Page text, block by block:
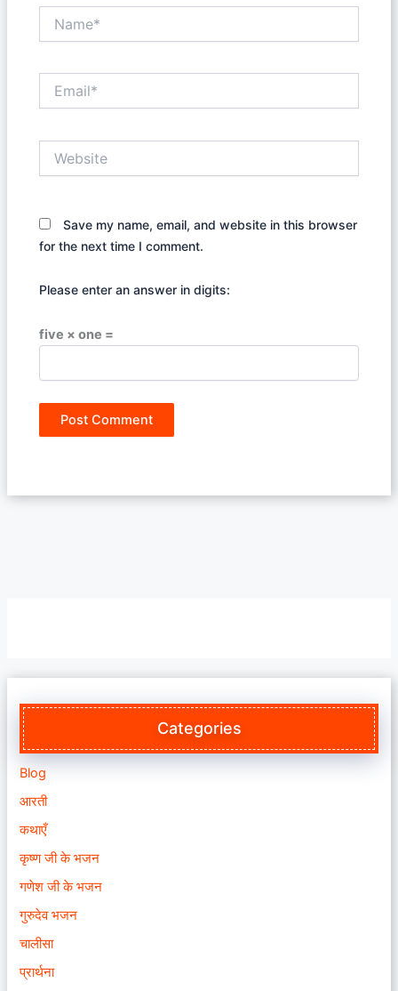
Save my name, email, and website in this browser
for the next time I comment.
Please enter an answer in digits:
five × one =
Categories
Blog
आरती
कथाएँ
कृष्ण जी के भजन
गणेश जी के भजन
गुरुदेव भजन
चालीसा
प्रार्थना